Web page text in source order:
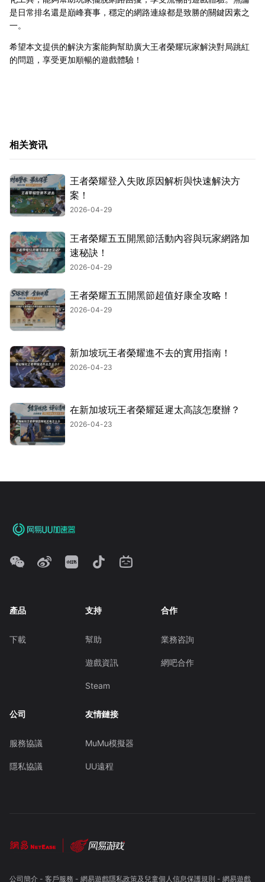
是日常排名還是巔峰賽事，穩定的網路連線都是致勝的關鍵因素之
一。
希望本文提供的解決方案能夠幫助廣大王者榮耀玩家解決對局跳紅
的問題，享受更加順暢的遊戲體驗！
相关资讯
王者榮耀登入失敗原因解析與快速解決方
案！
2026-04-29
王者榮耀五五開黑節活動內容與玩家網路加
速秘訣！
2026-04-29
王者榮耀五五開黑節超值好康全攻略！
2026-04-29
新加坡玩王者榮耀進不去的實用指南！
2026-04-23
在新加坡玩王者榮耀延遲太高該怎麼辦？
2026-04-23
產品
下載
支持
幫助
遊戲資訊
Steam
合作
業務咨詢
網吧合作
公司
服務協議
隱私協議
友情鏈接
MuMu模擬器
UU遠程
公司簡介- 客戶服務 - 網易遊戲隱私政策及兒童個人信息保護規則 - 網易遊戲